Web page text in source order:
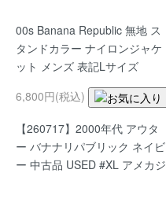
00s Banana Republic 無地 ス
タンドカラー ナイロンジャケ
ット メンズ 表記Lサイズ
6,800円(税込)
【260717】2000年代 アウタ
ー バナナリパブリック ネイビ
ー 中古品 USED #XL アメカジ